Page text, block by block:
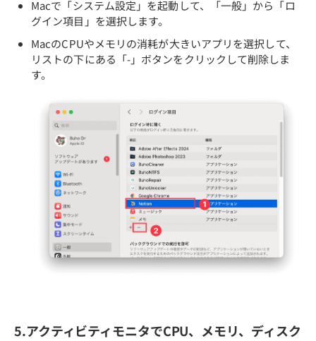
Macで「システム設定」を起動して、「一般」から「ロ
グイン項目」を選択します。
MacのCPUやメモリの消耗が大きいアプリを選択して、
リストの下にある「-」ボタンをクリックして削除しま
す。
5.アクティビティモニタでCPU、メモリ、ディスク